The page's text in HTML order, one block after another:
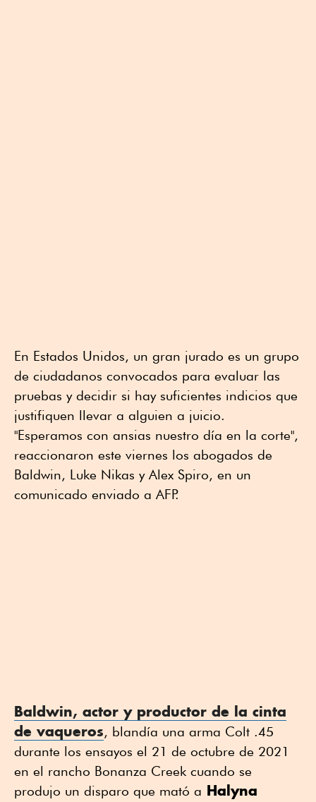
En Estados Unidos, un gran jurado es un grupo
de ciudadanos convocados para evaluar las
pruebas y decidir si hay suficientes indicios que
justifiquen llevar a alguien a juicio.
"Esperamos con ansias nuestro día en la corte",
reaccionaron este viernes los abogados de
Baldwin, Luke Nikas y Alex Spiro, en un
comunicado enviado a AFP.
Baldwin, actor y productor de la cinta
de vaqueros, blandía una arma Colt .45
durante los ensayos el 21 de octubre de 2021
en el rancho Bonanza Creek cuando se
produjo un disparo que mató a Halyna